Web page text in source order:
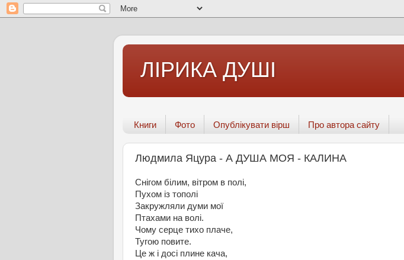
ЛІРИКА ДУШІ
Книги Фото Опублікувати вірш Про автора сайту
Людмила Яцура - А ДУША МОЯ - КАЛИНА
Снігом білим, вітром в полі,
Пухом із тополі
Закружляли думи мої
Птахами на волі.
Чому серце тихо плаче,
Тугою повите.
Це ж і досі плине кача,